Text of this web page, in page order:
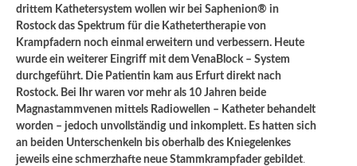
drittem Kathetersystem wollen wir bei Saphenion® in
Rostock das Spektrum für die Kathetertherapie von
Krampfadern noch einmal erweitern und verbessern. Heute
wurde ein weiterer Eingriff mit dem VenaBlock – System
durchgeführt. Die Patientin kam aus Erfurt direkt nach
Rostock. Bei Ihr waren vor mehr als 10 Jahren beide
Magnastammvenen mittels Radiowellen – Katheter behandelt
worden – jedoch unvollständig und inkomplett. Es hatten sich
an beiden Unterschenkeln bis oberhalb des Kniegelenkes
jeweils eine schmerzhafte neue Stammkrampfader gebildet.